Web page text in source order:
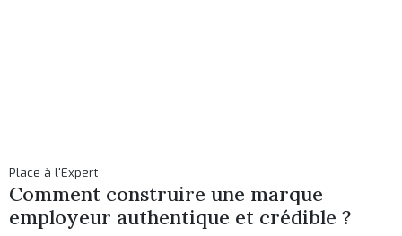
Place à l'Expert
Comment construire une marque
employeur authentique et crédible ?